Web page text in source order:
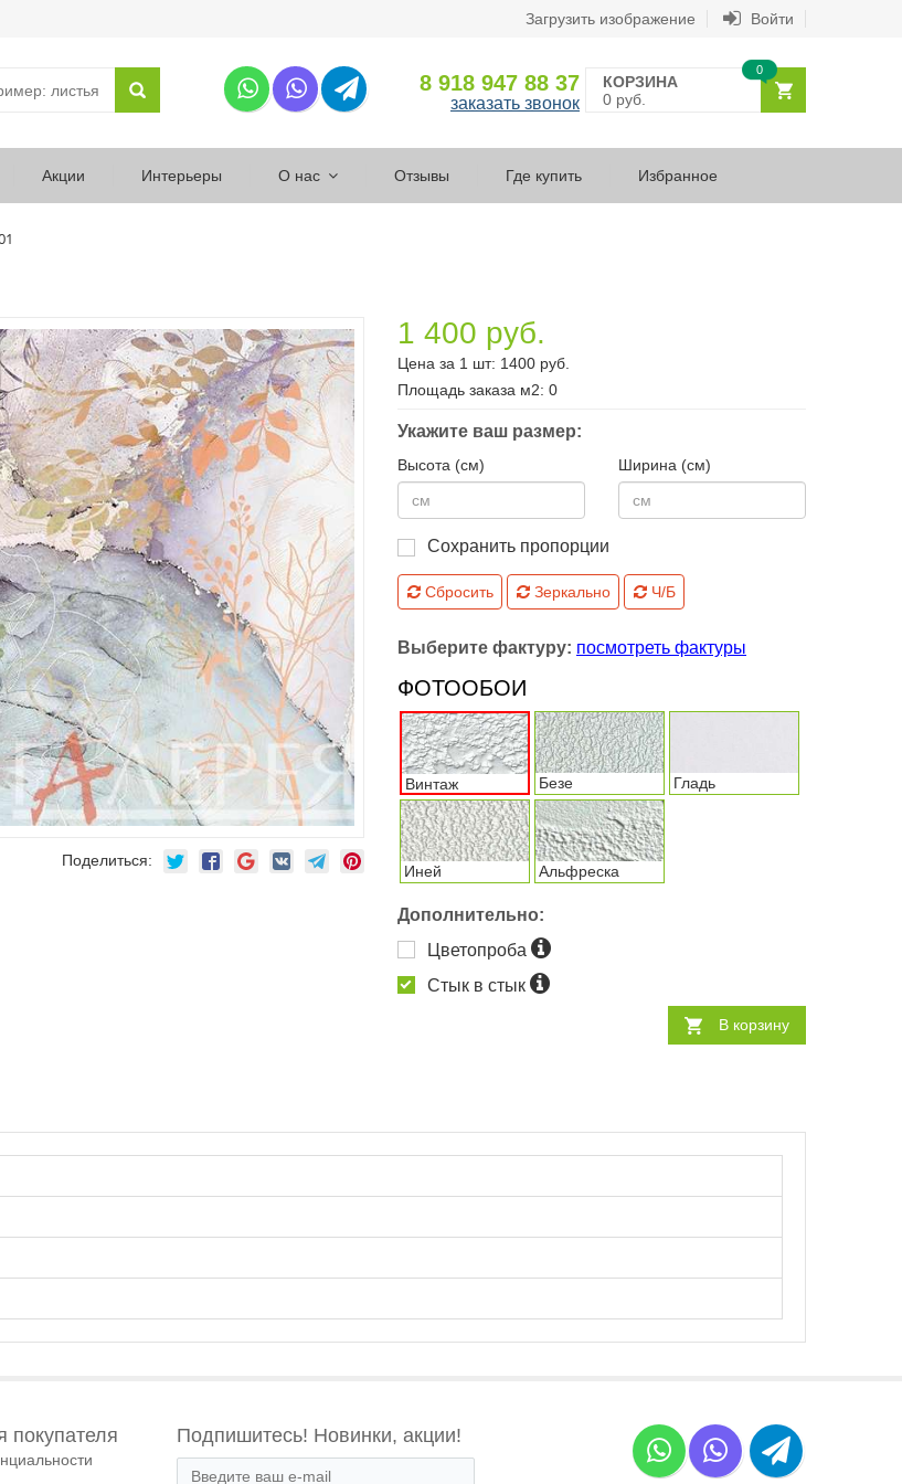
Загрузить изображение Войти
8 918 947 88 37
заказать звонок
КОРЗИНА
0 руб.
0
Акции Интерьеры О нас Отзывы Где купить Избранное
Поделиться:
1 400 руб.
Цена за 1 шт: 1400 руб.
Площадь заказа м2: 0
Укажите ваш размер:
Высота (см) Ширина (см)
Сохранить пропорции
Сбросить Зеркально Ч/Б
Выберите фактуру: посмотреть фактуры
ФОТООБОИ
Винтаж Безе Гладь
Иней Альфреска
Дополнительно:
Цветопроба
Стык в стык
В корзину
Подпишитесь! Новинки, акции!